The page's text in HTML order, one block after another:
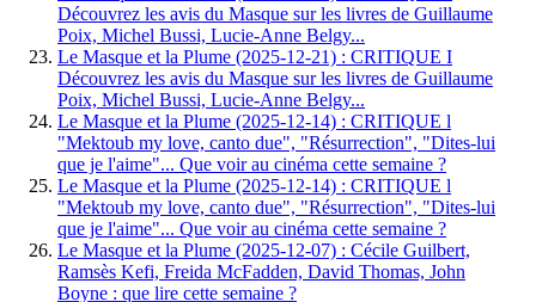
Découvrez les avis du Masque sur les livres de Guillaume
Poix, Michel Bussi, Lucie-Anne Belgy...
Le Masque et la Plume (2025-12-21) : CRITIQUE I
Découvrez les avis du Masque sur les livres de Guillaume
Poix, Michel Bussi, Lucie-Anne Belgy...
Le Masque et la Plume (2025-12-14) : CRITIQUE l
"Mektoub my love, canto due", "Résurrection", "Dites-lui
que je l'aime"... Que voir au cinéma cette semaine ?
Le Masque et la Plume (2025-12-14) : CRITIQUE l
"Mektoub my love, canto due", "Résurrection", "Dites-lui
que je l'aime"... Que voir au cinéma cette semaine ?
Le Masque et la Plume (2025-12-07) : Cécile Guilbert,
Ramsès Kefi, Freida McFadden, David Thomas, John
Boyne : que lire cette semaine ?